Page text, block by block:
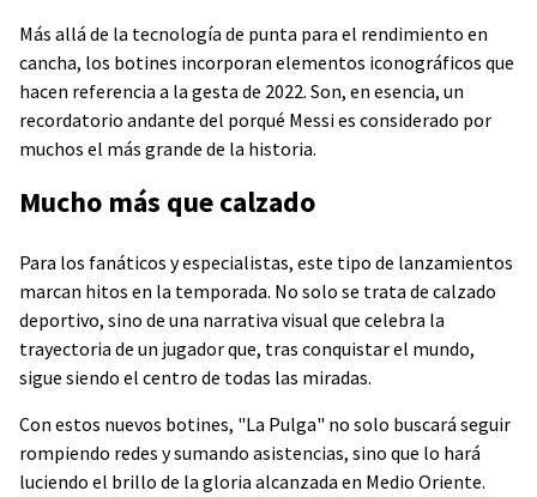
Más allá de la tecnología de punta para el rendimiento en
cancha, los botines incorporan elementos iconográficos que
hacen referencia a la gesta de 2022. Son, en esencia, un
recordatorio andante del porqué Messi es considerado por
muchos el más grande de la historia.
Mucho más que calzado
Para los fanáticos y especialistas, este tipo de lanzamientos
marcan hitos en la temporada. No solo se trata de calzado
deportivo, sino de una narrativa visual que celebra la
trayectoria de un jugador que, tras conquistar el mundo,
sigue siendo el centro de todas las miradas.
Con estos nuevos botines, "La Pulga" no solo buscará seguir
rompiendo redes y sumando asistencias, sino que lo hará
luciendo el brillo de la gloria alcanzada en Medio Oriente.